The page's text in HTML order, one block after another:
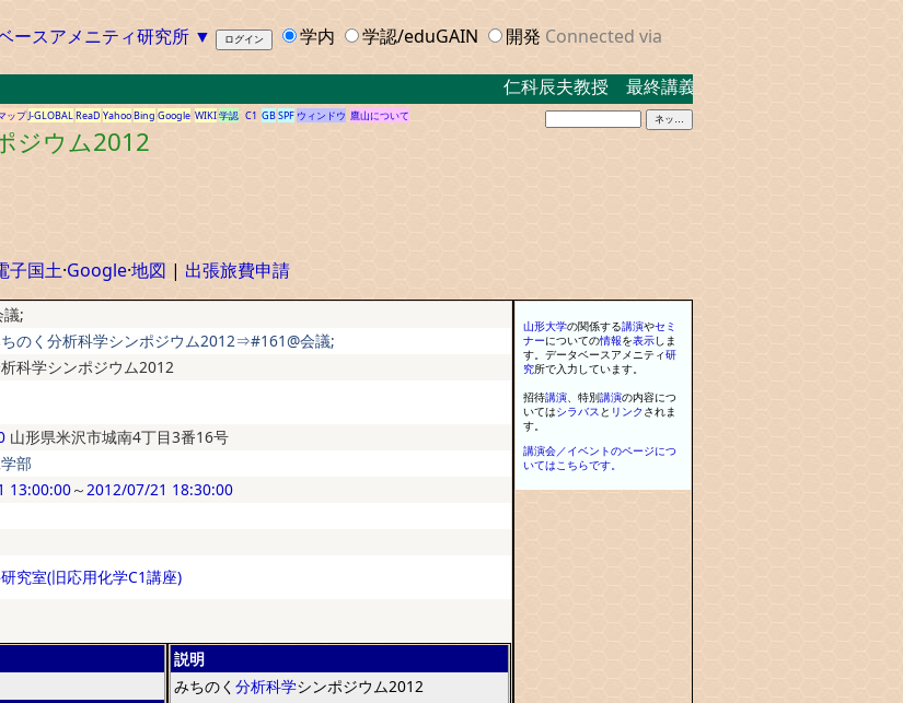
ースアメニティ研究所 ▼ 学内 学認/eduGAIN 開発 Connected via
仁科辰夫教授 最終講義 ２０２３．３．１７ 米
ップJ-GLOBALReaD YahooBing Google WIKI学認 C1 GBSPF ウィンドウ 鷹山について
ジウム2012
子国土·Google·地図 | 出張旅費申請
;
ちのく分析科学シンポジウム2012⇒#161@会議;
科学シンポジウム2012
山形県米沢市城南4丁目3番16号
部
13:00:00～2012/07/21 18:30:00
究室(旧応用化学C1講座)
説明
みちのく 分析科学シンポジウム2012
山形大学の関係する講演やセミ
ナーについての情報を表示しま
す。 データベースアメニティ研
究所で入力しています。
招待講演、 特別講演の内容につ
いてはシラバスと リンクされま
す。
講演会／イベントのページにつ
いてはこちらです。